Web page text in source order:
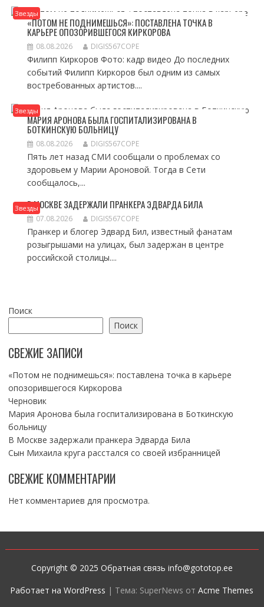
Звезды
«ПОТОМ НЕ ПОДНИМЕШЬСЯ»: ПОСТАВЛЕНА ТОЧКА В
КАРЬЕРЕ ОПОЗОРИВШЕГОСЯ КИРКОРОВА
08.08.2026 DIGIS567COPE
Филипп Киркоров Фото: кадр видео До последних
событий Филипп Киркоров был одним из самых
востребованных артистов....
Звезды
МАРИЯ АРОНОВА БЫЛА ГОСПИТАЛИЗИРОВАНА В
БОТКИНСКУЮ БОЛЬНИЦУ
08.08.2026 DIGIS567COPE
Пять лет назад СМИ сообщали о проблемах со
здоровьем у Марии Ароновой. Тогда в Сети
сообщалось,...
ЗвездыВ МОСКВЕ ЗАДЕРЖАЛИ ПРАНКЕРА ЭДВАРДА БИЛА
07.08.2026 DIGIS567COPE
Пранкер и блогер Эдвард Бил, известный фанатам
розыгрышами на улицах, был задержан в центре
российской столицы....
Поиск
Поиск
СВЕЖИЕ ЗАПИСИ
«Потом не поднимешься»: поставлена точка в карьере
опозорившегося Киркорова
Черновик
Мария Аронова была госпитализирована в Боткинскую
больницу
В Москве задержали пранкера Эдварда Била
Сын Михаила круга расстался со своей избранницей
СВЕЖИЕ КОММЕНТАРИИ
Нет комментариев для просмотра.
Copyright © 2025 Обратная связь info@gototop.ee
Работает на WordPress | Тема: SuperNews отAcme Themes